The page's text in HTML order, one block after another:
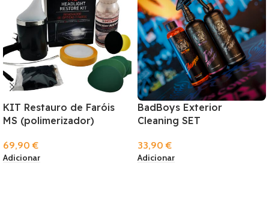
KIT Restauro de Faróis
MS (polimerizador)
69,90€
Adicionar
BadBoys Exterior
Cleaning SET
33,90€
Adicionar